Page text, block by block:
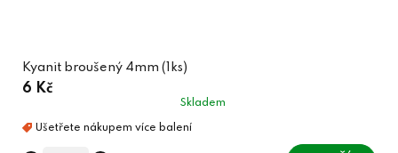
Kyanit broušený 4mm (1ks)
6 Kč
Skladem